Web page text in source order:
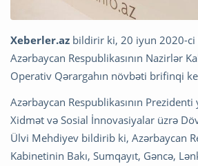
Xeberler.az bildirir ki, 20 iyun 2020-
Azərbaycan Respublikasının Nazirlər
Operativ Qərargahın növbəti brifinqi
Azərbaycan Respublikasının Prezidenti
Xidmət və Sosial İnnovasiyalar üzrə
Ülvi Mehdiyev bildirib ki, Azərbaycan
Kabinetinin Bakı, Sumqayıt, Gəncə,